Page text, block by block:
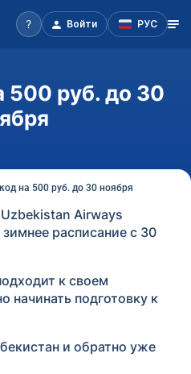
Войти РУС
500 руб. до 30
на 500 руб. до 30 ноября
Airways
расписание с 30
к своем
подготовку к
и обратно уже